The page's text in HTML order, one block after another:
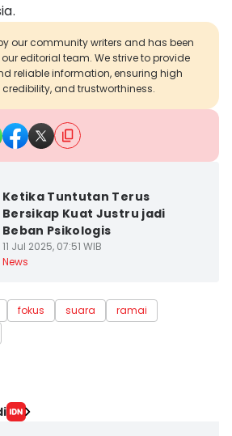
our community writers and has been
editorial team. We strive to provide
reliable information, ensuring high
and trustworthiness.
Ketika Tuntutan Terus
Bersikap Kuat Justru jadi
Beban Psikologis
11 Jul 2025, 07:51 WIB
News
fokus suara
ramai